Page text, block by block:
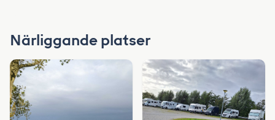
Närliggande platser